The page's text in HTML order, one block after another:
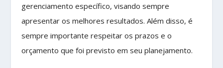
gerenciamento específico, visando sempre
apresentar os melhores resultados. Além disso, é
sempre importante respeitar os prazos e o
orçamento que foi previsto em seu planejamento.